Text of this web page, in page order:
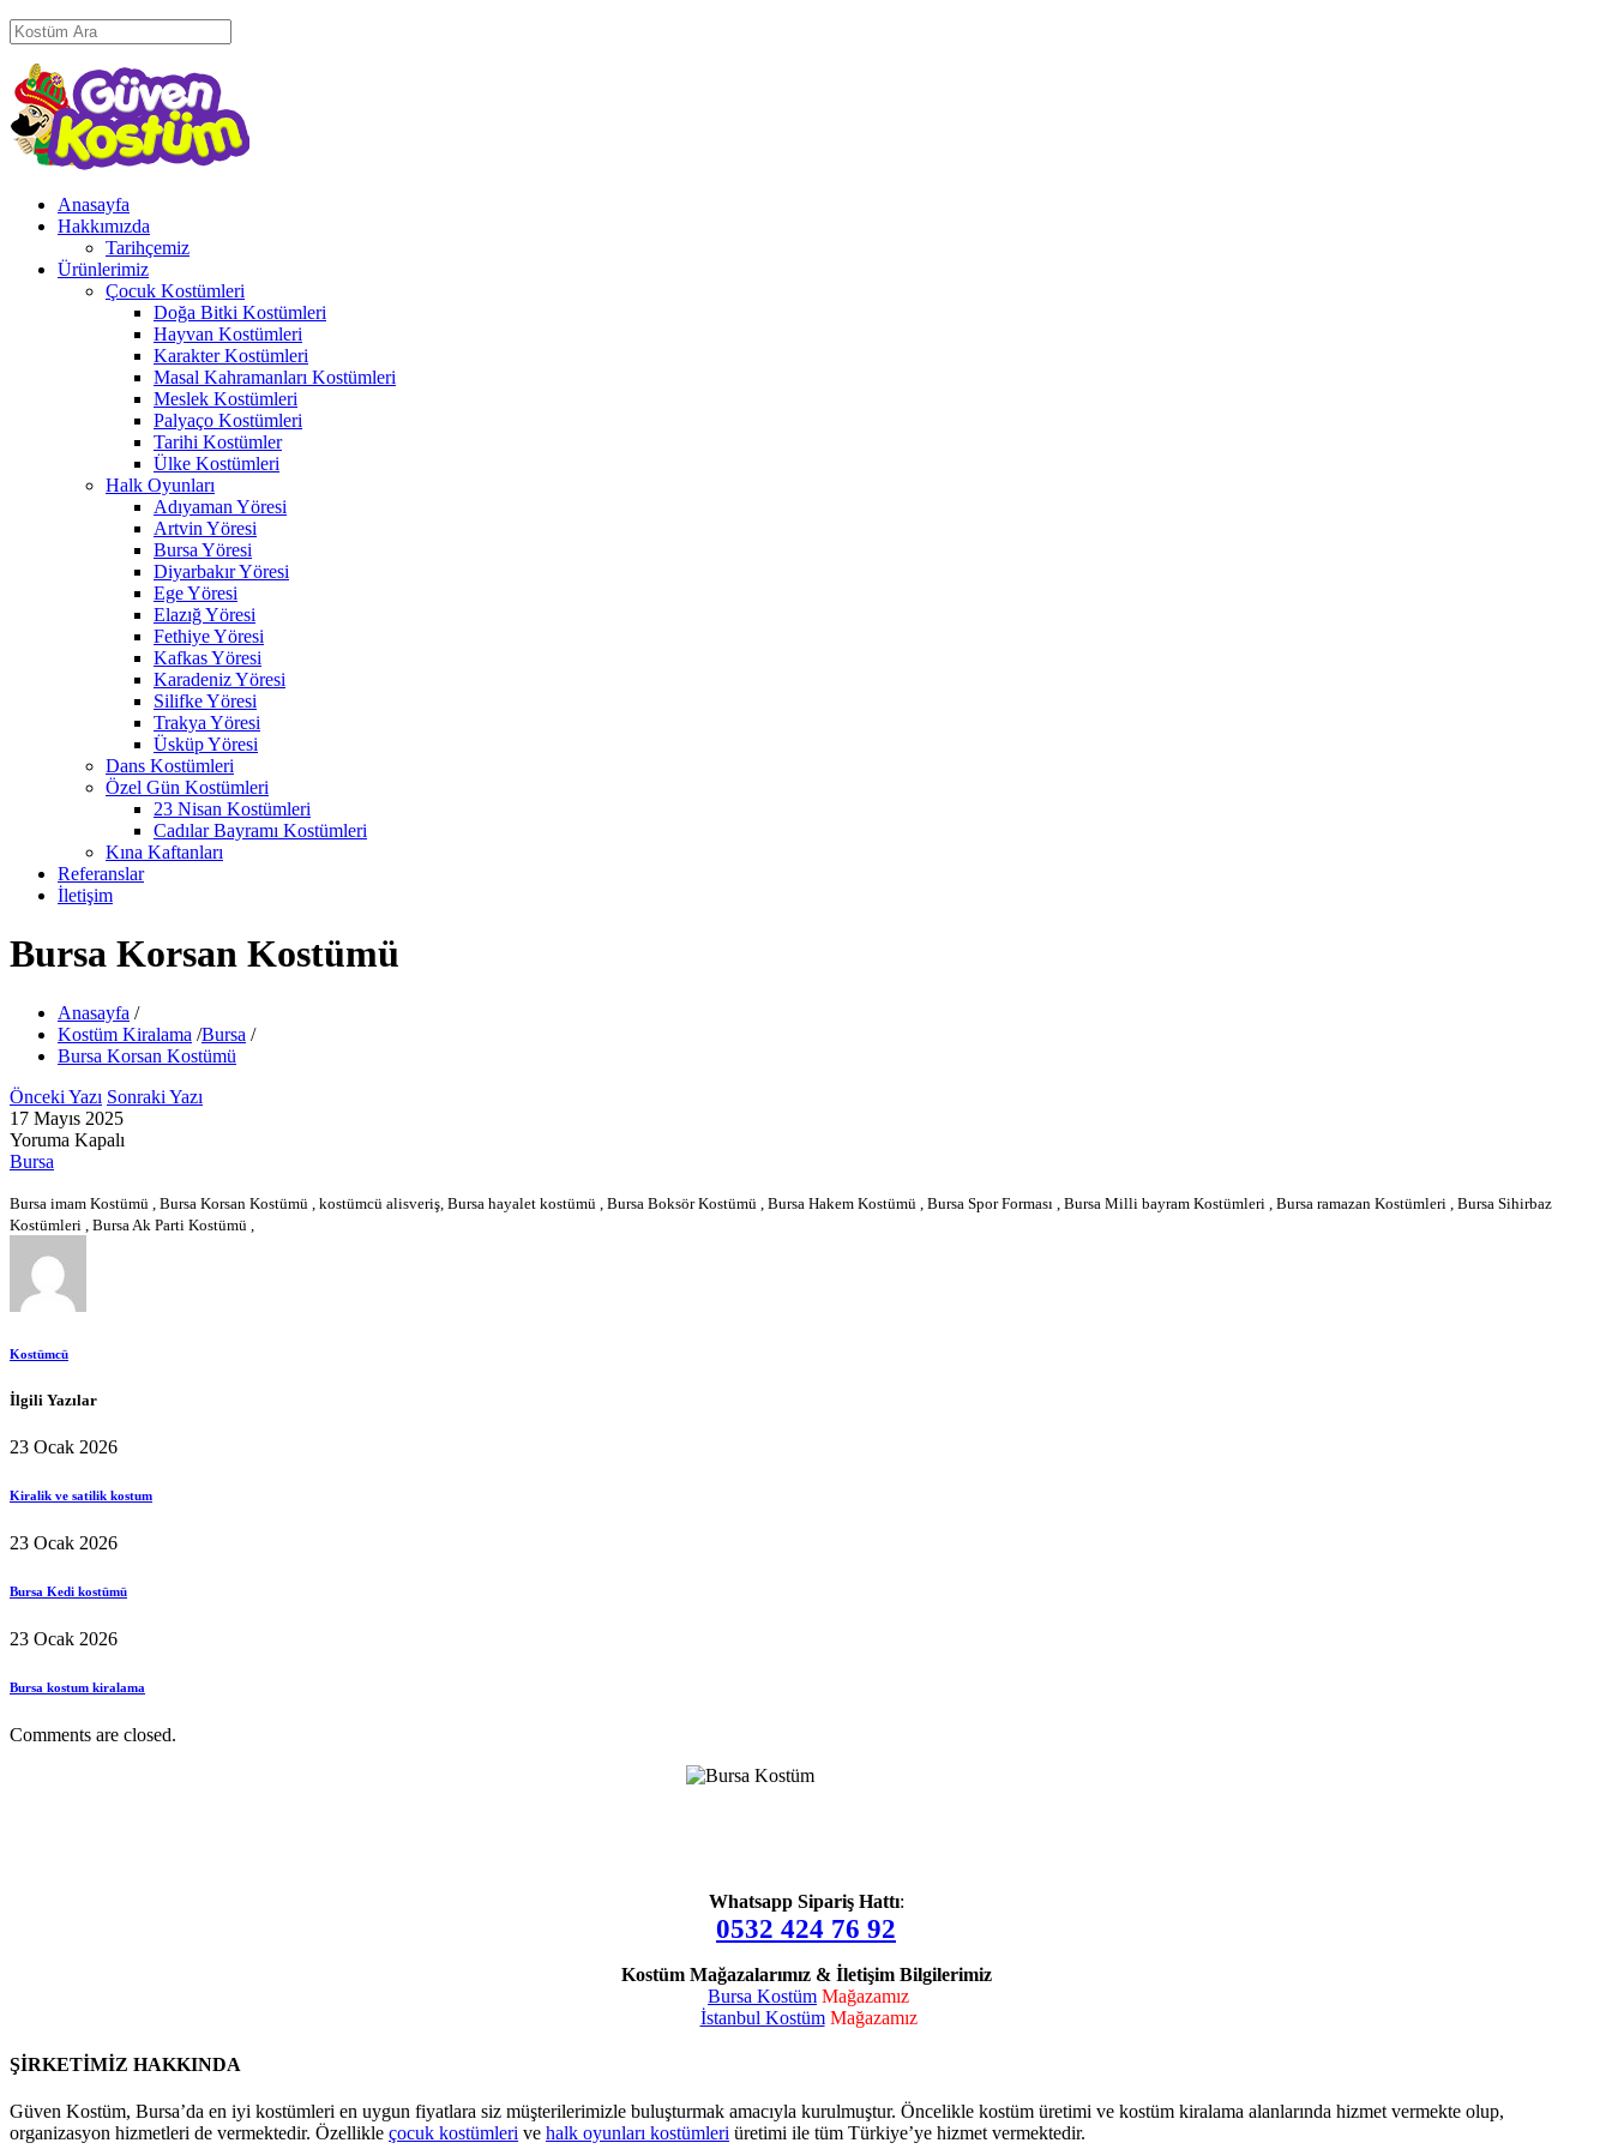
Anasayfa
Hakkımızda
Tarihçemiz
Ürünlerimiz
Çocuk Kostümleri
Doğa Bitki Kostümleri
Hayvan Kostümleri
Karakter Kostümleri
Masal Kahramanları Kostümleri
Meslek Kostümleri
Palyaço Kostümleri
Tarihi Kostümler
Ülke Kostümleri
Halk Oyunları
Adıyaman Yöresi
Artvin Yöresi
Bursa Yöresi
Diyarbakır Yöresi
Ege Yöresi
Elazığ Yöresi
Fethiye Yöresi
Kafkas Yöresi
Karadeniz Yöresi
Silifke Yöresi
Trakya Yöresi
Üsküp Yöresi
Dans Kostümleri
Özel Gün Kostümleri
23 Nisan Kostümleri
Cadılar Bayramı Kostümleri
Kına Kaftanları
Referanslar
İletişim
Bursa Korsan Kostümü
Anasayfa /
Kostüm Kiralama /Bursa /
Bursa Korsan Kostümü
Önceki Yazı Sonraki Yazı
17 Mayıs 2025
Yoruma Kapalı
Bursa
Bursa imam Kostümü , Bursa Korsan Kostümü , kostümcü alisveriş, Bursa hayalet kostümü , Bursa Boksör Kostümü , Bursa Hakem Kostümü , Bursa Spor Forması , Bursa Milli bayram Kostümleri , Bursa ramazan Kostümleri , Bursa Sihirbaz
Kostümleri , Bursa Ak Parti Kostümü ,
Kostümcü
İlgili Yazılar
23 Ocak 2026
Kiralik ve satilik kostum
23 Ocak 2026
Bursa Kedi kostümü
23 Ocak 2026
Bursa kostum kiralama
Comments are closed.
Whatsapp Sipariş Hattı:
0532 424 76 92
Kostüm Mağazalarımız & İletişim Bilgilerimiz
Bursa Kostüm Mağazamız
İstanbul Kostüm Mağazamız
ŞİRKETİMİZ HAKKINDA
Güven Kostüm, Bursa’da en iyi kostümleri en uygun fiyatlara siz müşterilerimizle buluşturmak amacıyla kurulmuştur. Öncelikle kostüm üretimi ve kostüm kiralama alanlarında hizmet vermekte olup,
organizasyon hizmetleri de vermektedir. Özellikle çocuk kostümleri ve halk oyunları kostümleri üretimi ile tüm Türkiye’ye hizmet vermektedir.